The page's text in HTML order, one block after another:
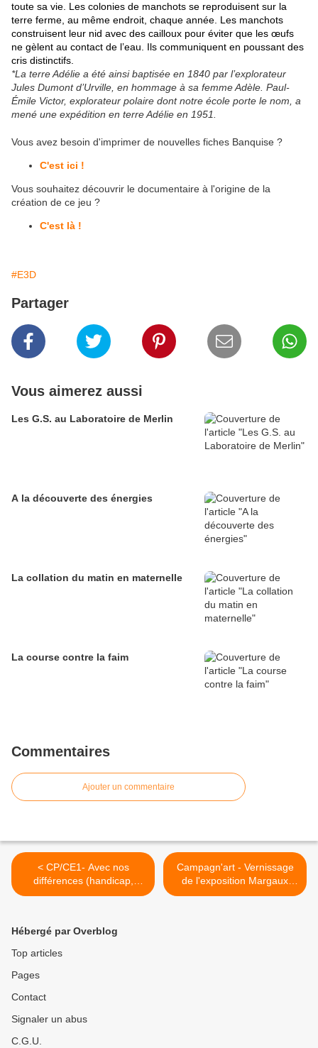
toute sa vie. Les colonies de manchots se reproduisent sur la
terre ferme, au même endroit, chaque année. Les manchots
construisent leur nid avec des cailloux pour éviter que les œufs
ne gèlent au contact de l’eau. Ils communiquent en poussant des
cris distinctifs.
*La terre Adélie a été ainsi baptisée en 1840 par l’explorateur
Jules Dumont d’Urville, en hommage à sa femme Adèle. Paul-
Émile Victor, explorateur polaire dont notre école porte le nom, a
mené une expédition en terre Adélie en 1951.
Vous avez besoin d'imprimer de nouvelles fiches Banquise ?
C'est ici !
Vous souhaitez découvrir le documentaire à l'origine de la
création de ce jeu ?
C'est là !
#E3D
Partager
Vous aimerez aussi
Les G.S. au Laboratoire de Merlin
A la découverte des énergies
La collation du matin en maternelle
La course contre la faim
Commentaires
Ajouter un commentaire
< CP/CE1- Avec nos
différences (handicap,
genre, langue), tous
Campagn'art - Vernissage
de l'exposition Margaux
Janisset >
Hébergé par Overblog
Top articles
Pages
Contact
Signaler un abus
C.G.U.